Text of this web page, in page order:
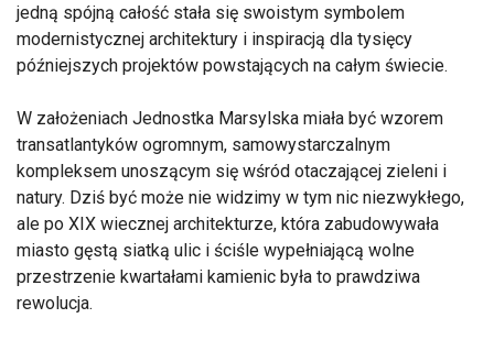
jedną spójną całość stała się swoistym symbolem
modernistycznej architektury i inspiracją dla tysięcy
późniejszych projektów powstających na całym świecie.
W założeniach Jednostka Marsylska miała być wzorem
transatlantyków ogromnym, samowystarczalnym
kompleksem unoszącym się wśród otaczającej zieleni i
natury. Dziś być może nie widzimy w tym nic niezwykłego,
ale po XIX wiecznej architekturze, która zabudowywała
miasto gęstą siatką ulic i ściśle wypełniającą wolne
przestrzenie kwartałami kamienic była to prawdziwa
rewolucja.